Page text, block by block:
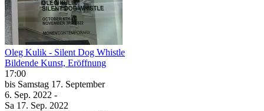
Oleg Kulik - Silent Dog Whistle
Bildende Kunst, Eröffnung
17:00
bis Samstag 17. September
6. Sep. 2022 -
Sa 17. Sep. 2022